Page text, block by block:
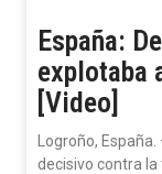
España:
explotaba
[Video]
Logroño,
decisivo contra